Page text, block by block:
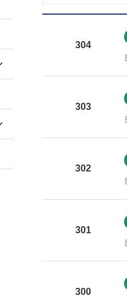
304
303
302
301
300